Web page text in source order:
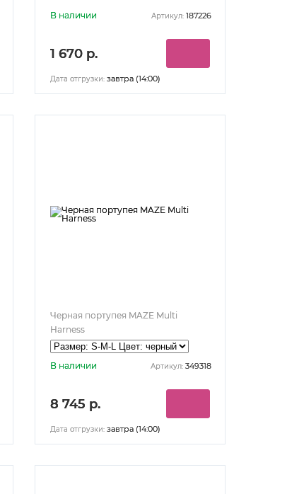
В наличии
Артикул: 187226
1 670 р.
Дата отгрузки: завтра (14:00)
Черная портупея MAZE Multi
Harness
В наличии Артикул: 349318
8 745 р.
Дата отгрузки: завтра (14:00)